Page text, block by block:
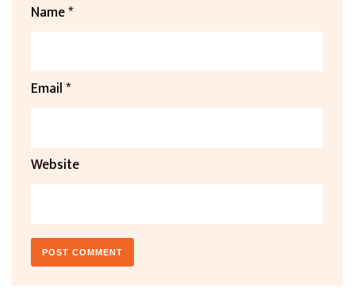
Name*
Email*
Website